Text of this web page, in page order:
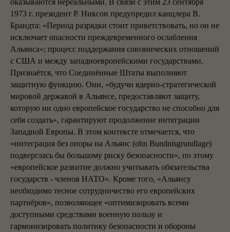
оказываются нереальными. В связи с этим 23 сентября
1973 г. президент Р. Никсон предупредил канцлера В.
Брандта: «Период разрядки стоит приветствовать, но он не
исключает опасности преждевременного ослабления
Альянса»; процесс поддержания союзнических отношений
с США и между западноевропейскими государствами.
Признаётся, что Соединённые Штаты выполняют
защитную функцию. Они, «будучи ядерно-стратегической
мировой державой в Альянсе, предоставляют защиту,
которую ни одно европейское государство не способно для
себя создать», гарантируют продолжение интеграции
Западной Европы. В этом контексте отмечается, что
«интеграция без опоры на Альянс (ohn Bundnisgrundlage)
подверглась бы большому риску безопасности», по этому
«европейское развитие должно учитывать обязательства
государств - членов НАТО». Кроме того, «Альянсу
необходимо тесное сотрудничество его европейских
партнёров», позволяющее «оптимизировать всеми
доступными средствами военную пользу и
гармонизировать политику безопасности и обороны